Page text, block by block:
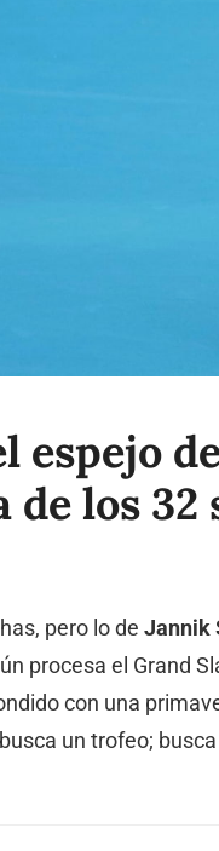
espejo
los 32
pero lo de Jannik
procesa el Grand
con una
un trofeo;